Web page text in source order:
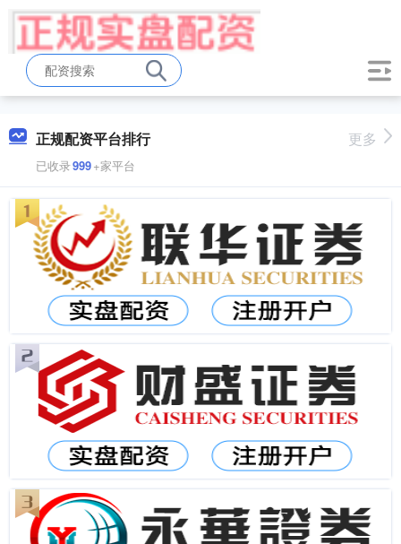
正规配资平台排行
已收录999+家平台
更多